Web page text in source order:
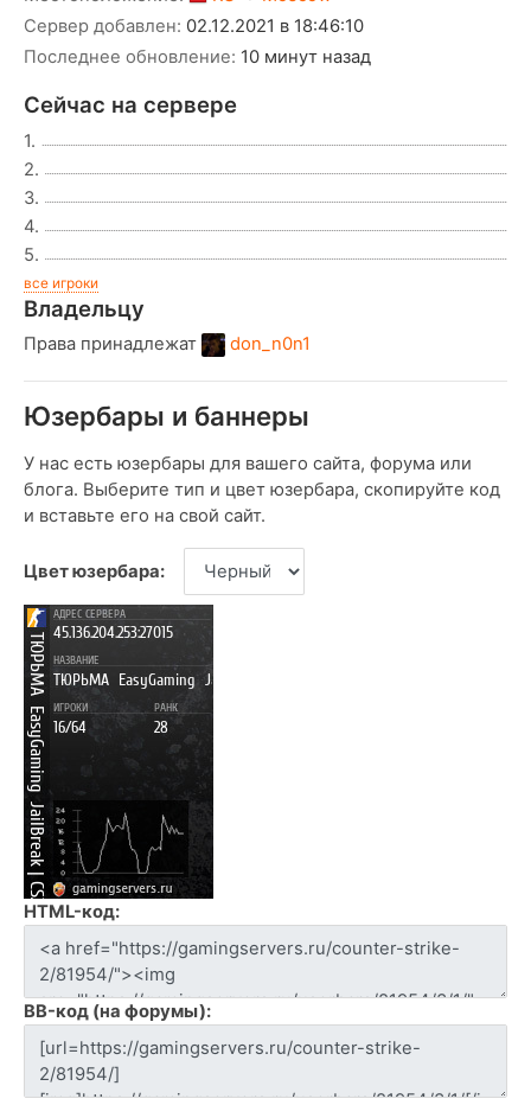
Сервер добавлен: 02.12.2021 в 18:46:10
Последнее обновление: 10 минут назад
Сейчас на сервере
1.
2.
3.
4.
5.
все игроки
Владельцу
Права принадлежат don_n0n1
Юзербары и баннеры
У нас есть юзербары для вашего сайта, форума или
блога. Выберите тип и цвет юзербара, скопируйте код
и вставьте его на свой сайт.
Цвет юзербара:
HTML-код:
BB-код (на форумы):